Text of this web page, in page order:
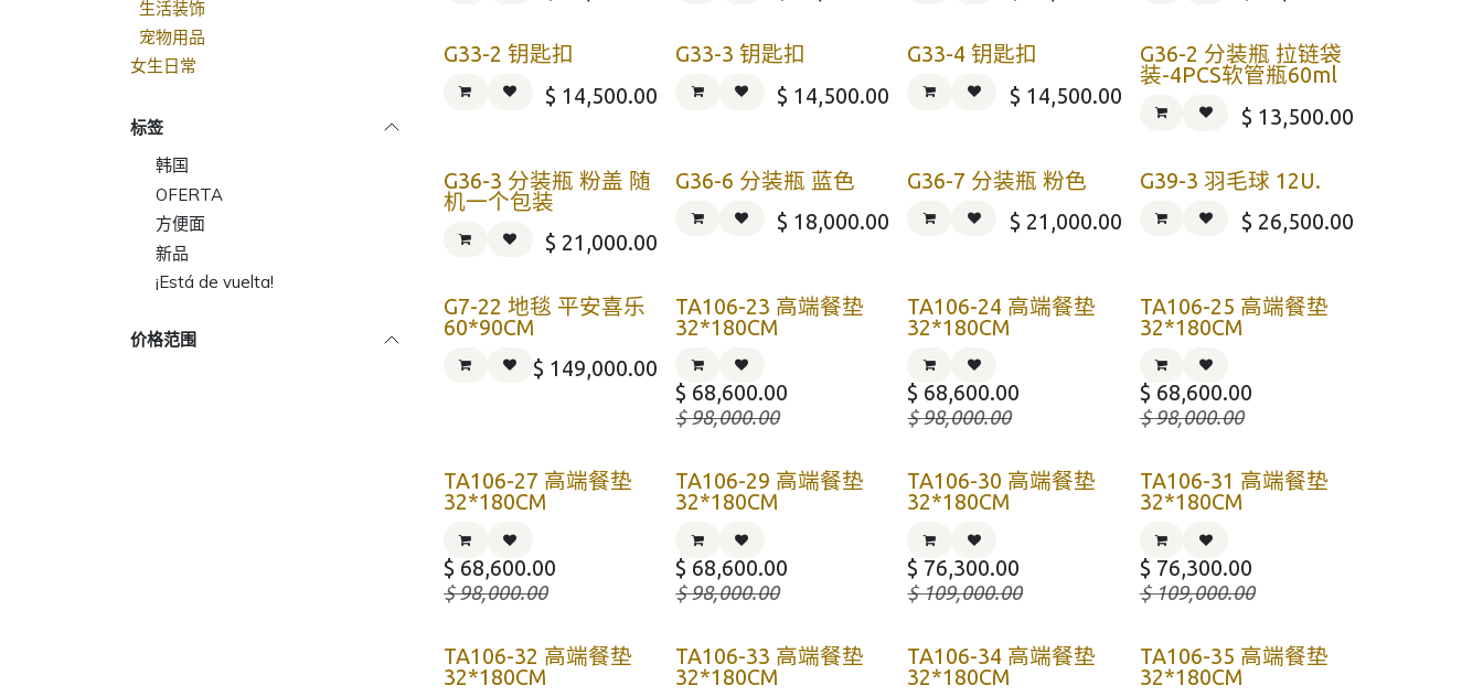
生活装饰
宠物用品
女生日常
标签
韩国
OFERTA
方便面
新品
¡Está de vuelta!
价格范围
G33-2 钥匙扣
$ 14,500.00
G33-3 钥匙扣
$ 14,500.00
G33-4 钥匙扣
$ 14,500.00
G36-2 分装瓶 拉链袋
装-4PCS软管瓶60ml
$ 13,500.00
G36-3 分装瓶 粉盖 随
机一个包装
$ 21,000.00
G36-6 分装瓶 蓝色
$ 18,000.00
G36-7 分装瓶 粉色
$ 21,000.00
G39-3 羽毛球 12U.
$ 26,500.00
G7-22 地毯 平安喜乐
60*90CM
$ 149,000.00
TA106-23 高端餐垫
32*180CM
$ 68,600.00
$98,000.00
TA106-24 高端餐垫
32*180CM
$ 68,600.00
$98,000.00
TA106-25 高端餐垫
32*180CM
$ 68,600.00
$98,000.00
TA106-27 高端餐垫
32*180CM
$ 68,600.00
$98,000.00
TA106-29 高端餐垫
32*180CM
$ 68,600.00
$98,000.00
TA106-30 高端餐垫
32*180CM
$ 76,300.00
$109,000.00
TA106-31 高端餐垫
32*180CM
$ 76,300.00
$109,000.00
TA106-32 高端餐垫
32*180CM
TA106-33 高端餐垫
32*180CM
TA106-34 高端餐垫
32*180CM
TA106-35 高端餐垫
32*180CM